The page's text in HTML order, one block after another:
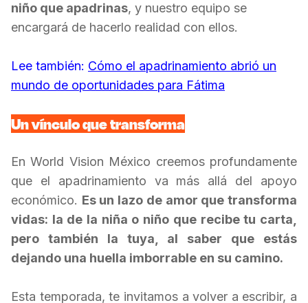
niño que apadrinas, y nuestro equipo se
encargará de hacerlo realidad con ellos.
Lee también: Cómo el apadrinamiento abrió un
mundo de oportunidades para Fátima
Un vínculo que transforma
En World Vision México creemos profundamente
que el apadrinamiento va más allá del apoyo
económico. Es un lazo de amor que transforma
vidas: la de la niña o niño que recibe tu carta,
pero también la tuya, al saber que estás
dejando una huella imborrable en su camino.
Esta temporada, te invitamos a volver a escribir, a